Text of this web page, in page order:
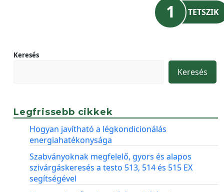
1 TETSZIK
Keresés
Keresés
Legfrissebb cikkek
Hogyan javítható a légkondicionálás
energiahatékonysága
Szabványoknak megfelelő, gyors és alapos
szivárgáskeresés a testo 513, 514 és 515 EX
segítségével